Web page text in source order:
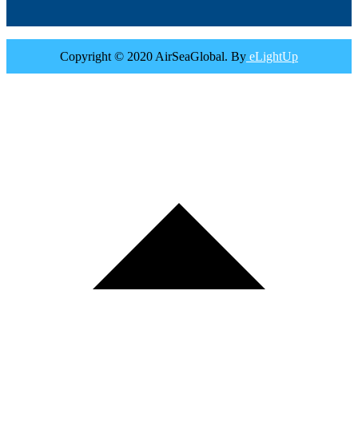
Copyright © 2020 AirSeaGlobal. By eLightUp